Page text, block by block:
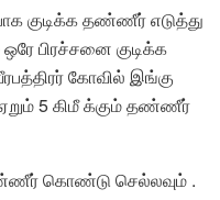
குடிக்க தண்ணீர் எடுத்து
பிரச்சனை குடிக்க
கோவில் இங்கு
5 கிமீ க்கும் தண்ணீர்
கொண்டு செல்லவும் .